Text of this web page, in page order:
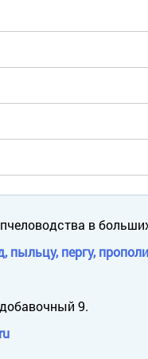
в
пергу,
9.